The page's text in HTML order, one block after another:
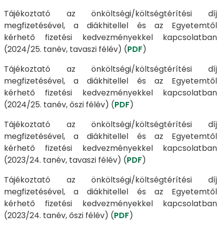
Tájékoztató az önköltségi/költségtérítési díj
megfizetésével, a diákhitellel és az Egyetemtől
kérhető fizetési kedvezményekkel kapcsolatban
(2024/25. tanév, tavaszi félév) (PDF)
Tájékoztató az önköltségi/költségtérítési díj
megfizetésével, a diákhitellel és az Egyetemtől
kérhető fizetési kedvezményekkel kapcsolatban
(2024/25. tanév, őszi félév) (PDF)
Tájékoztató az önköltségi/költségtérítési díj
megfizetésével, a diákhitellel és az Egyetemtől
kérhető fizetési kedvezményekkel kapcsolatban
(2023/24. tanév, tavaszi félév) (PDF)
Tájékoztató az önköltségi/költségtérítési díj
megfizetésével, a diákhitellel és az Egyetemtől
kérhető fizetési kedvezményekkel kapcsolatban
(2023/24. tanév, őszi félév) (PDF)